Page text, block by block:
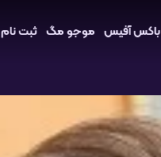
باکس آفیس موجو مگ ثبت نام